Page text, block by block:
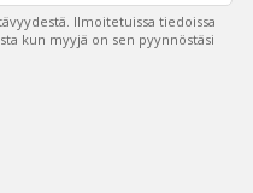
Ilmoitetuissa tiedoissa
kun myyjä on sen pyynnöstäsi